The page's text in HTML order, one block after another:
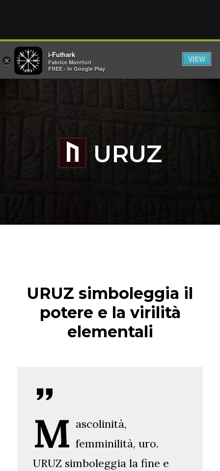
U URUZ
URUZ simboleggia il
potere e la virilità
elementali
M ascolinità,
femminilità, uro.
URUZ simboleggia la fine e
×
i-Futhark
Fabrice Montfort
FREE - In Google Play
VIEW